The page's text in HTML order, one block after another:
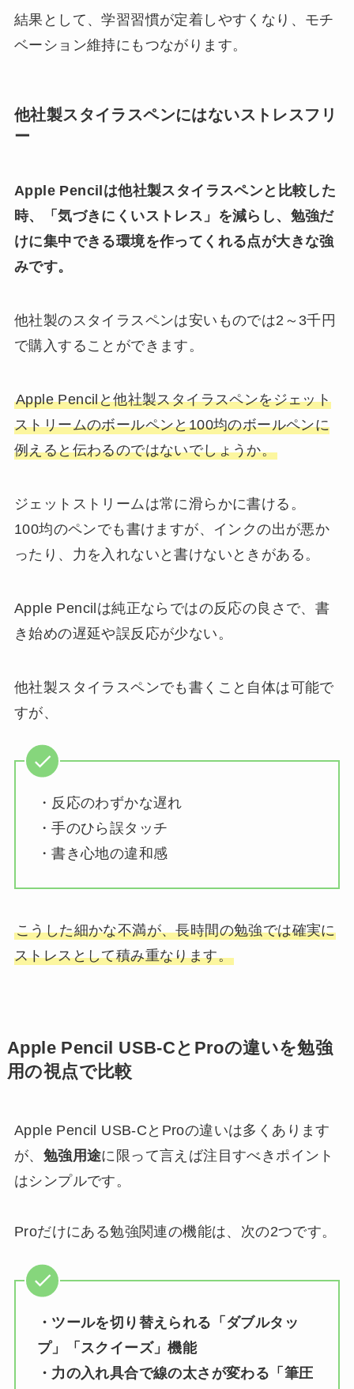
結果として、学習習慣が定着しやすくなり、モチ
ベーション維持にもつながります。
他社製スタイラスペンにはないストレスフリ
ー
Apple Pencilは他社製スタイラスペンと比較した
時、「気づきにくいストレス」を減らし、勉強だ
けに集中できる環境を作ってくれる点が大きな強
みです。
他社製のスタイラスペンは安いものでは2～3千円
で購入することができます。
Apple Pencilと他社製スタイラスペンをジェット
ストリームのボールペンと100均のボールペンに
例えると伝わるのではないでしょうか。
ジェットストリームは常に滑らかに書ける。
100均のペンでも書けますが、インクの出が悪か
ったり、力を入れないと書けないときがある。
Apple Pencilは純正ならではの反応の良さで、書
き始めの遅延や誤反応が少ない。
他社製スタイラスペンでも書くこと自体は可能で
すが、
・反応のわずかな遅れ
・手のひら誤タッチ
・書き心地の違和感
こうした細かな不満が、長時間の勉強では確実に
ストレスとして積み重なります。
Apple Pencil USB-CとProの違いを勉強
用の視点で比較
Apple Pencil USB-CとProの違いは多くあります
が、 勉強用途に限って言えば注目すべきポイント
はシンプルです。
Proだけにある勉強関連の機能は、次の2つです。
・ツールを切り替えられる「ダブルタッ
プ」「スクイーズ」機能
・力の入れ具合で線の太さが変わる「筆圧